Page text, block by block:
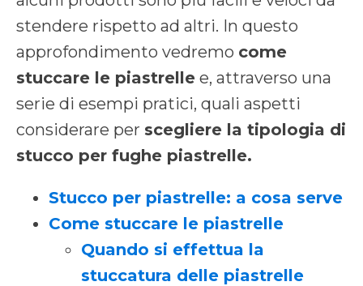
stendere rispetto ad altri. In questo
approfondimento vedremo come
stuccare le piastrelle e, attraverso una
serie di esempi pratici, quali aspetti
considerare per scegliere la tipologia di
stucco per fughe piastrelle.
Stucco per piastrelle: a cosa serve
Come stuccare le piastrelle
Quando si effettua la
stuccatura delle piastrelle